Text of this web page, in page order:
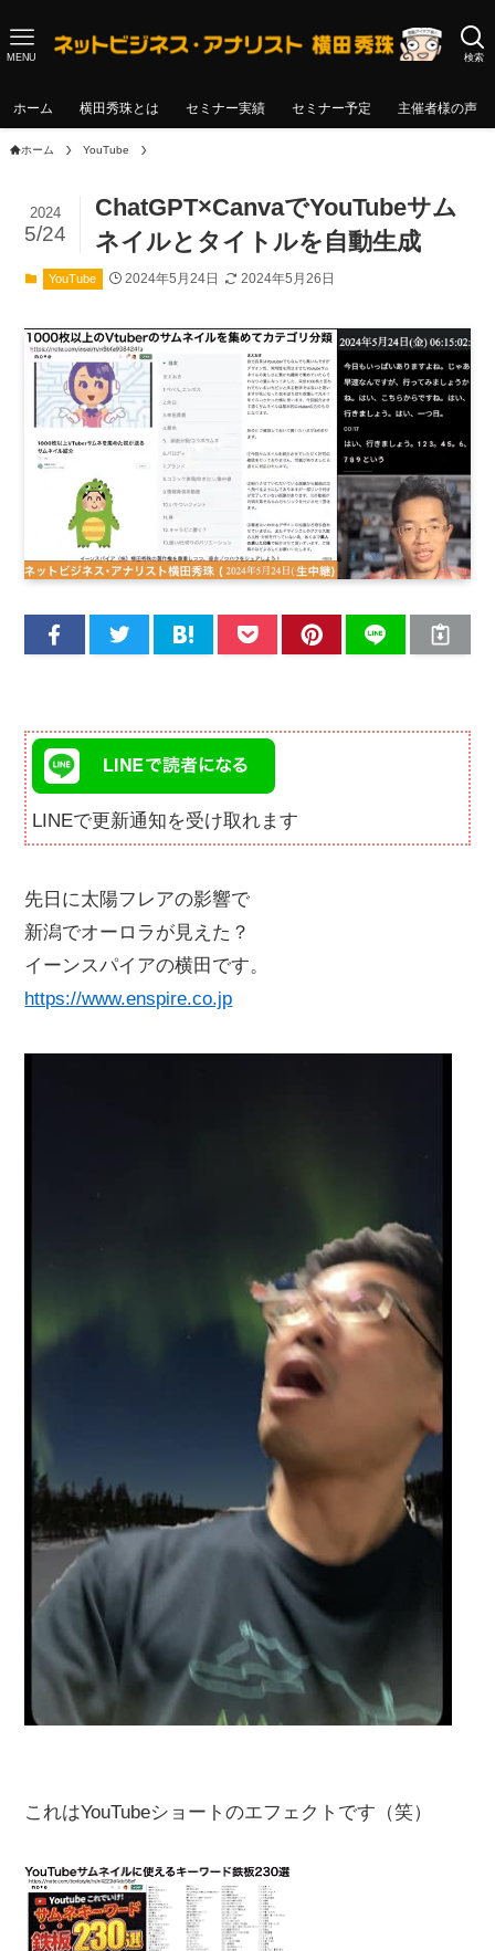
検索
MENU
ホーム 横田秀珠とは セミナー実績 セミナー予定 主催者様の声
ホーム YouTube
ChatGPT×CanvaでYouTubeサム
ネイルとタイトルを自動生成
2024
5/24
YouTube 2024年5月24日 2024年5月26日
LINEで更新通知を受け取れます
先日に太陽フレアの影響で
新潟でオーロラが見えた？
イーンスパイアの横田です。
https://www.enspire.co.jp
これはYouTubeショートのエフェクトです（笑）